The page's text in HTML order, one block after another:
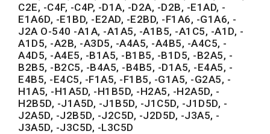
C2E, -C4F, -C4P, -D1A, -D2A, -D2B, -E1AD, -
E1A6D, -E1BD, -E2AD, -E2BD, -F1A6, -G1A6, -
J2A O-540 -A1A, -A1A5, -A1B5, -A1C5, -A1D, -
A1D5, -A2B, -A3D5, -A4A5, -A4B5, -A4C5, -
A4D5, -A4E5, -B1A5, -B1B5, -B1D5, -B2A5, -
B2B5, -B2C5, -B4A5, -B4B5, -D1A5, -E4A5, -
E4B5, -E4C5, -F1A5, -F1B5, -G1A5, -G2A5, -
H1A5, -H1A5D, -H1B5D, -H2A5, -H2A5D, -
H2B5D, -J1A5D, -J1B5D, -J1C5D, -J1D5D, -
J2A5D, -J2B5D, -J2C5D, -J2D5D, -J3A5, -
J3A5D, -J3C5D, -L3C5D